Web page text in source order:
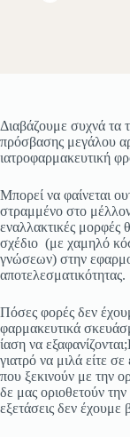
Διαβάζουμε συχνά τα
πρόσβασης μεγάλου
ιατροφαρμακευτική
Μπορεί να φαίνεται
στραμμένο στο
εναλλακτικές μορφές
σχέδιο (με χαμηλό
γνώσεων) στην
αποτελεσματικότητας.
Πόσες φορές δεν
φαρμακευτικά
ίαση να
γιατρό να μιλά είτε
που ξεκινούν με την
δε μας οριοθετούν
εξετάσεις δεν έχουμε